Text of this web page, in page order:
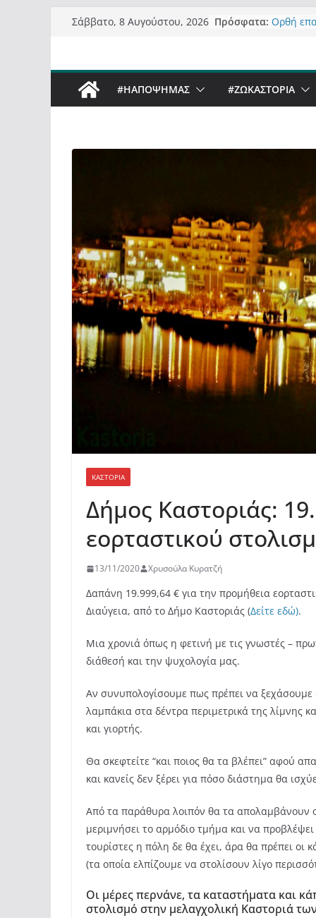
Μετάβαση
Σάββατο, 8 Αυγούστου, 2026 Πρόσφατα: Ορθή
Sky
Πόσο
#ΗΑΠΟΨΗΜΑΣ #ZΩΚΑΣΤΟΡΙΑ
ΚΑΣΤΟΡΙΆ
Δήμος Καστοριάς:
εορταστικού
13/11/2020 Χρυσούλα Κυρατζή
Δαπάνη 19.999,64 € για την προμήθεια
Διαύγεια, από το Δήμο Καστοριάς (Δείτε εδώ).
Μια χρονιά όπως η φετινή με τις γνωστές –
διάθεσή και την ψυχολογία μας.
Αν συνυπολογίσουμε πως πρέπει να ξεχάσουμε
λαμπάκια στα δέντρα περιμετρικά της λίμνης
και γιορτής.
Θα σκεφτείτε “και ποιος θα τα βλέπει” αφού
και κανείς δεν ξέρει για πόσο διάστημα θα
Από τα παράθυρα λοιπόν θα τα απολαμβάνουν
μεριμνήσει το αρμόδιο τμήμα και να
τουρίστες η πόλη δε θα έχει, άρα θα πρέπει οι
(τα οποία ελπίζουμε να στολίσουν λίγο
Οι μέρες περνάνε, τα καταστήματα και
στολισμό στην μελαγχολική Καστοριά